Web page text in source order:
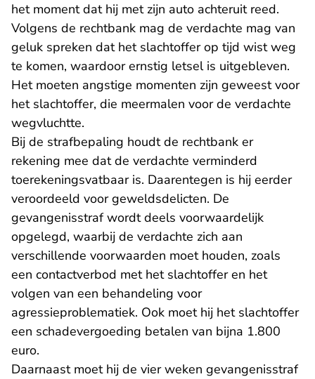
het moment dat hij met zijn auto achteruit reed.
Volgens de rechtbank mag de verdachte mag van
geluk spreken dat het slachtoffer op tijd wist weg
te komen, waardoor ernstig letsel is uitgebleven.
Het moeten angstige momenten zijn geweest voor
het slachtoffer, die meermalen voor de verdachte
wegvluchtte.
Bij de strafbepaling houdt de rechtbank er
rekening mee dat de verdachte verminderd
toerekeningsvatbaar is. Daarentegen is hij eerder
veroordeeld voor geweldsdelicten. De
gevangenisstraf wordt deels voorwaardelijk
opgelegd, waarbij de verdachte zich aan
verschillende voorwaarden moet houden, zoals
een contactverbod met het slachtoffer en het
volgen van een behandeling voor
agressieproblematiek. Ook moet hij het slachtoffer
een schadevergoeding betalen van bijna 1.800
euro.
Daarnaast moet hij de vier weken gevangenisstraf